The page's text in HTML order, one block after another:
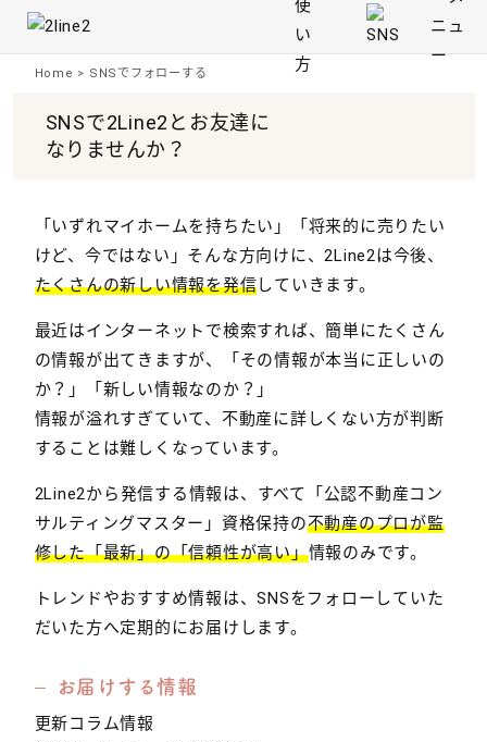
Home > SNSでフォローする
SNSで2Line2とお友達に
なりませんか？
「いずれマイホームを持ちたい」「将来的に売りたい
けど、今ではない」そんな方向けに、2Line2は今後、
たくさんの新しい情報を発信していきます。
最近はインターネットで検索すれば、簡単にたくさん
の情報が出てきますが、「その情報が本当に正しいの
か？」「新しい情報なのか？」
情報が溢れすぎていて、不動産に詳しくない方が判断
することは難しくなっています。
2Line2から発信する情報は、すべて「公認不動産コン
サルティングマスター」資格保持の不動産のプロが監
修した「最新」の「信頼性が高い」情報のみです。
トレンドやおすすめ情報は、SNSをフォローしていた
だいた方へ定期的にお届けします。
お届けする情報
更新コラム情報